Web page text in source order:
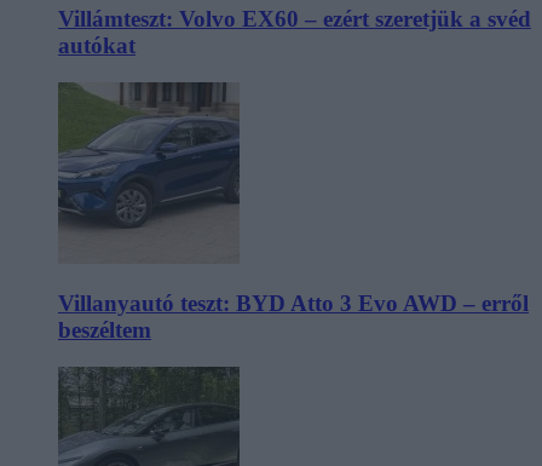
Villámteszt: Volvo EX60 – ezért szeretjük a svéd
autókat
Villanyautó teszt: BYD Atto 3 Evo AWD – erről
beszéltem